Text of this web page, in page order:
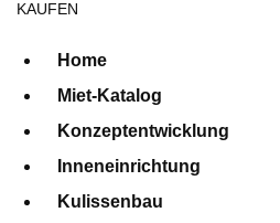
KAUFEN
Home
Miet-Katalog
Konzeptentwicklung
Inneneinrichtung
Kulissenbau